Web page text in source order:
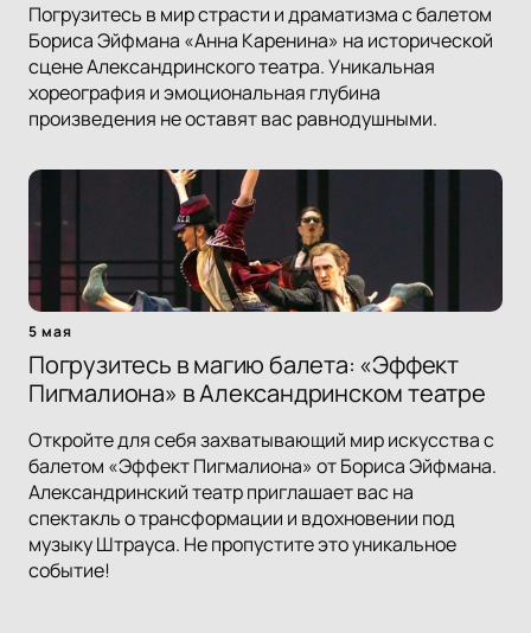
Погрузитесь в мир страсти и драматизма с балетом
Бориса Эйфмана «Анна Каренина» на исторической
сцене Александринского театра. Уникальная
хореография и эмоциональная глубина
произведения не оставят вас равнодушными.
5 мая
Погрузитесь в магию балета: «Эффект
Пигмалиона» в Александринском театре
Откройте для себя захватывающий мир искусства с
балетом «Эффект Пигмалиона» от Бориса Эйфмана.
Александринский театр приглашает вас на
спектакль о трансформации и вдохновении под
музыку Штрауса. Не пропустите это уникальное
событие!